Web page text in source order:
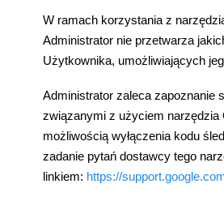
W ramach korzystania z narzę
Administrator nie przetwarza
Użytkownika, umoż liwiających
Administrator zaleca zapoznanie
związanymi z użyciem narzędzia
moż liwościąwyłączenia koduś
zadanie pytańdostawcy tego narz
linkiem: https://